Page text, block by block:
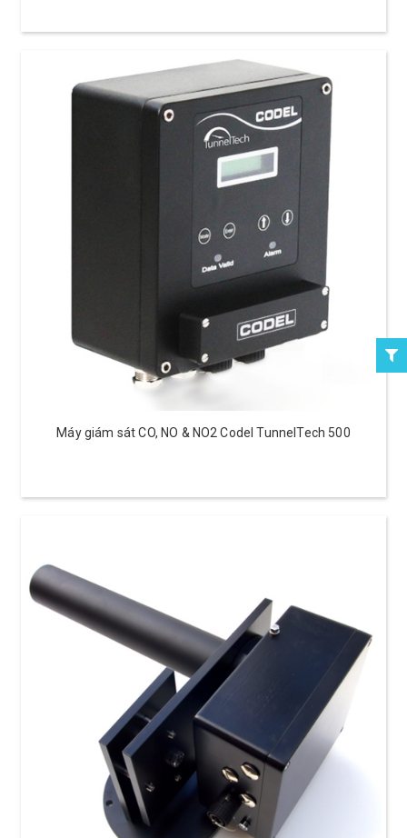
Máy giám sát CO, NO & NO2 Codel TunnelTech 500